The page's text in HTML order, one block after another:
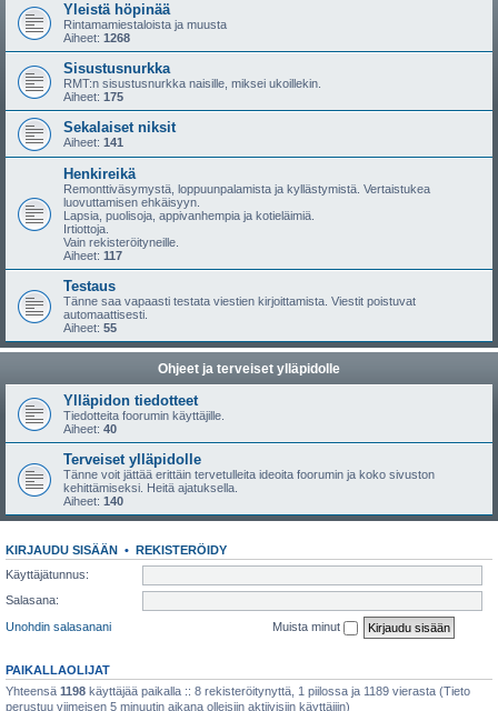
Yleistä höpinää
Rintamamiestaloista ja muusta
Aiheet: 1268
Sisustusnurkka
RMT:n sisustusnurkka naisille, miksei ukoillekin.
Aiheet: 175
Sekalaiset niksit
Aiheet: 141
Henkireikä
Remonttiväsymystä, loppuunpalamista ja kyllästymistä. Vertaistukea
luovuttamisen ehkäisyyn.
Lapsia, puolisoja, appivanhempia ja kotieläimiä.
Irtiottoja.
Vain rekisteröityneille.
Aiheet: 117
Testaus
Tänne saa vapaasti testata viestien kirjoittamista. Viestit poistuvat
automaattisesti.
Aiheet: 55
Ohjeet ja terveiset ylläpidolle
Ylläpidon tiedotteet
Tiedotteita foorumin käyttäjille.
Aiheet: 40
Terveiset ylläpidolle
Tänne voit jättää erittäin tervetulleita ideoita foorumin ja koko sivuston
kehittämiseksi. Heitä ajatuksella.
Aiheet: 140
KIRJAUDU SISÄÄN • REKISTERÖIDY
Käyttäjätunnus:
Salasana:
Unohdin salasanani
Muista minut
PAIKALLAOLIJAT
Yhteensä 1198 käyttäjää paikalla :: 8 rekisteröitynyttä, 1 piilossa ja 1189 vierasta (Tieto
perustuu viimeisen 5 minuutin aikana olleisiin aktiivisiin käyttäjiin)